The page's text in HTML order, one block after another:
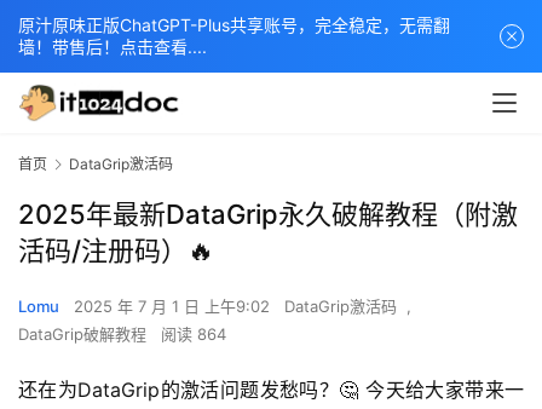
首页 DataGrip激活码
2025年最新DataGrip永久破解教程（附激
活码/注册码）🔥
Lomu 2025 年 7 月 1 日 上午9:02 DataGrip激活码
,
DataGrip破解教程
阅读 864
还在为DataGrip的激活问题发愁吗？🤔 今天给大家带来一
原汁原味正版ChatGPT-Plus共享账号，完全稳定，无需翻
墙！带售后！点击查看....